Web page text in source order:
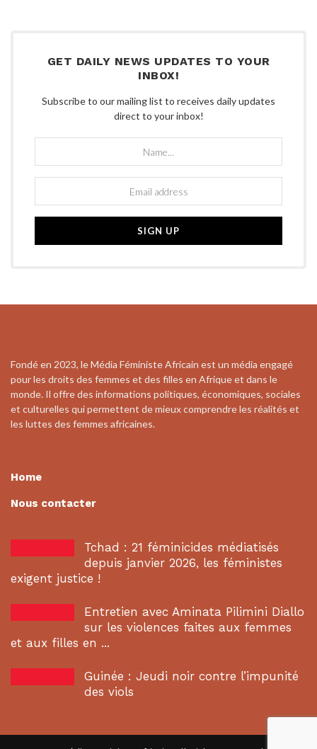
GET DAILY NEWS UPDATES TO YOUR
INBOX!
Subscribe to our mailing list to receives daily updates
direct to your inbox!
Fondé en 2023, le Média Féministe Africain est un média engagé
pour les droits des femmes et des filles en Afrique et dans le
monde. Il offre des informations politiques, économiques, sociales
et culturelles qui permettent de mieux comprendre les réalités et
les luttes des femmes africaines.
Home
Nous contacter
Tchad : 21 féminicides médiatisés
depuis janvier 2026, les féministes
exigent justice !
Entretien avec Aminata Pilimini Diallo
sur les violences faites aux femmes
et aux filles en ...
Guinée : Jeudi noir contre l’impunité
des viols